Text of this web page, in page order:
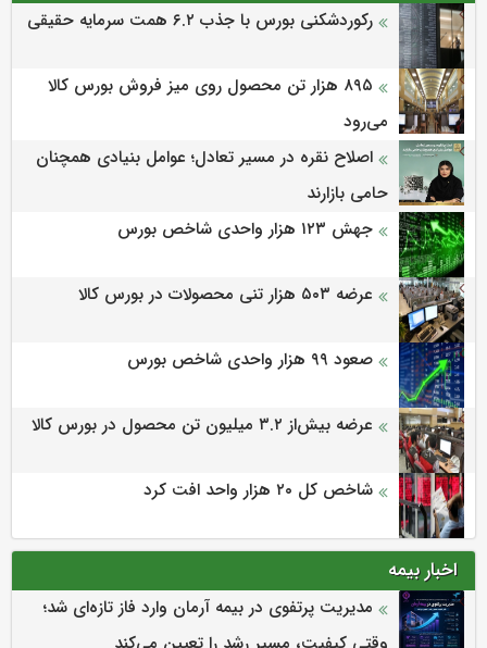
رکوردشکنی بورس با جذب ۶.۲ همت سرمایه حقیقی
۸۹۵ هزار تن محصول روی میز فروش بورس کالا
می‌‌رود
اصلاح نقره در مسیر تعادل؛ عوامل بنیادی همچنان
حامی بازارند
جهش ۱۲۳ هزار واحدی شاخص بورس
عرضه ۵۰۳ هزار تنی محصولات در بورس کالا
صعود ۹۹ هزار واحدی شاخص بورس
عرضه بیش‌از ۳.۲ میلیون تن محصول در بورس کالا
شاخص کل ۲۰ هزار واحد افت کرد
اخبار بیمه
مدیریت پرتفوی در بیمه آرمان وارد فاز تازه‌ای شد؛